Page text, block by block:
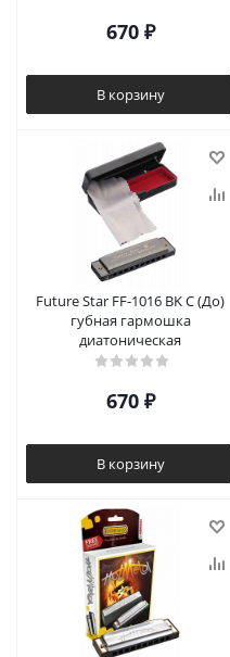
670₽
В корзину
Future Star FF-1016 BK C (До)
губная гармошка
диатоническая
670₽
В корзину